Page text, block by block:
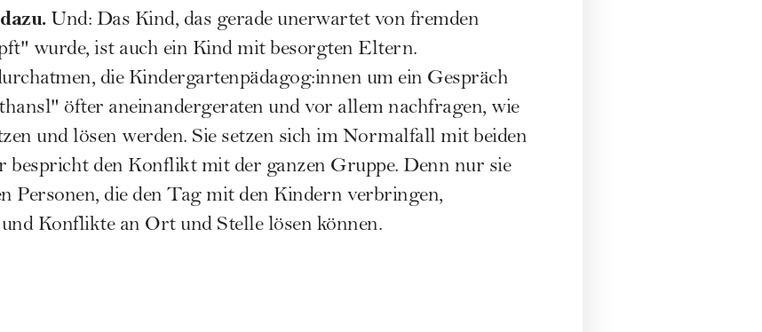
Und: Das Kind, das gerade unerwartet von fremden
wurde, ist auch ein Kind mit besorgten Eltern.
die Kindergartenpädagog:innen um ein Gespräch
öfter aneinandergeraten und vor allem nachfragen, wie
und lösen werden. Sie setzen sich im Normalfall mit beiden
bespricht den Konflikt mit der ganzen Gruppe. Denn nur sie
Personen, die den Tag mit den Kindern verbringen,
Konflikte an Ort und Stelle lösen können.